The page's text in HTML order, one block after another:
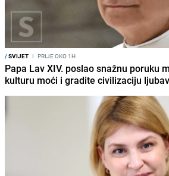
/SVIJET I PRIJE OKO 1H
Papa Lav XIV. poslao snažnu poruku
kulturu moći i gradite civilizaciju